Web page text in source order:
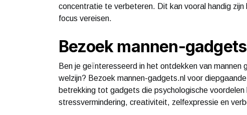
concentratie te verbeteren. Dit kan vooral handig
focus vereisen.
Bezoek mannen-
Ben je geïnteresseerd in het ontdekken van mannen
welzijn? Bezoek mannen-gadgets.nl voor
betrekking tot gadgets die psychologische
stressvermindering, creativiteit, zelfexpressie en